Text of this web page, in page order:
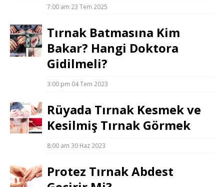
7:00 am 23 Tem 2025
Tırnak Batmasına Kim
Bakar? Hangi Doktora
Gidilmeli?
3:00 pm 04 Tem 2023
Rüyada Tırnak Kesmek ve
Kesilmiş Tırnak Görmek
8:00 am 30 Haz 2023
Protez Tırnak Abdest